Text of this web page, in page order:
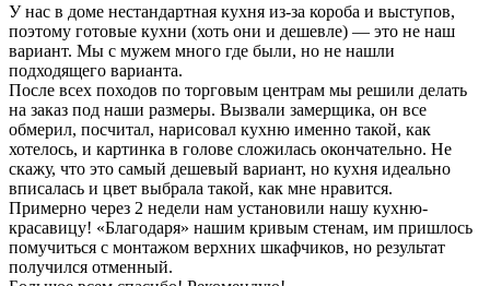
У нас в доме нестандартная кухня из-за короба и выступов,
поэтому готовые кухни (хоть они и дешевле) — это не наш
вариант. Мы с мужем много где были, но не нашли
подходящего варианта.
После всех походов по торговым центрам мы решили делать
на заказ под наши размеры. Вызвали замерщика, он все
обмерил, посчитал, нарисовал кухню именно такой, как
хотелось, и картинка в голове сложилась окончательно. Не
скажу, что это самый дешевый вариант, но кухня идеально
вписалась и цвет выбрала такой, как мне нравится.
Примерно через 2 недели нам установили нашу кухню-
красавицу! «Благодаря» нашим кривым стенам, им пришлось
помучиться с монтажом верхних шкафчиков, но результат
получился отменный.